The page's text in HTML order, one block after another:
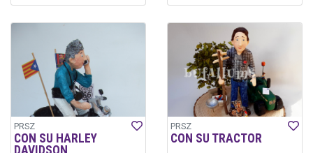
PRSZ
CON SU HARLEY
DAVIDSON
PRSZ
CON SU TRACTOR